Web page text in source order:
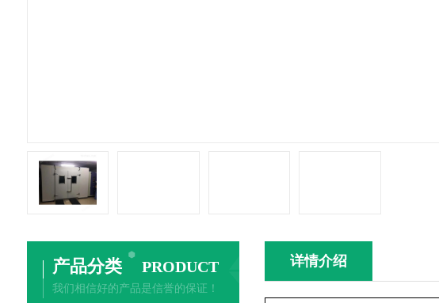
详情介绍
产品分类 PRODUCT
我们相信好的产品是信誉的保证！